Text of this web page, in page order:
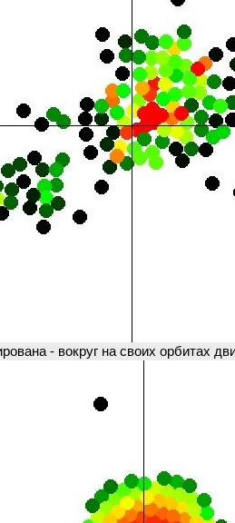
- вокруг на своих орбитах